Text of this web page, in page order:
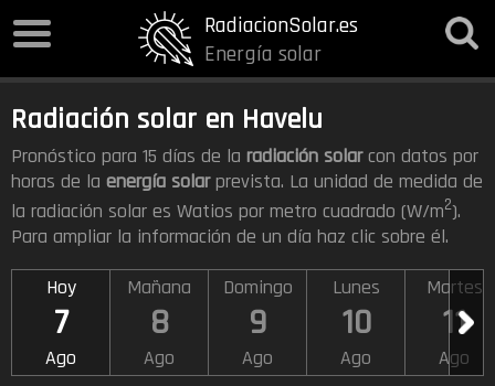
RadiacionSolar.es
Energía solar
Radiación solar en Havelu
Pronóstico para 15 días de la radiación solarcon datos por
horas de la energía solarprevista. La unidad de medida de
la radiación solar es Watios por metro cuadrado (W/m2).
Para ampliar la información de un día haz clic sobre él.
Hoy
7
Ago
Mañana
8
Ago
Domingo
9
Ago
Lunes
10
Ago
Martes
11
Ago